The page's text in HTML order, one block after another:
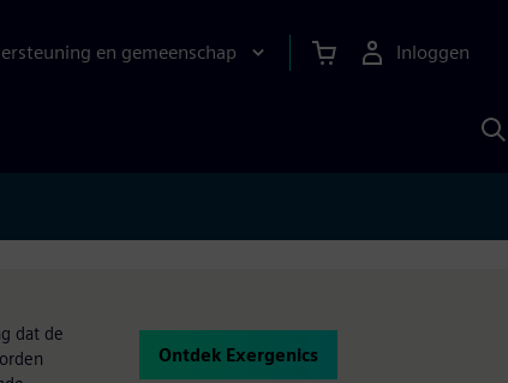
en gemeenschap Inloggen
dat de
Ontdek Exergenics